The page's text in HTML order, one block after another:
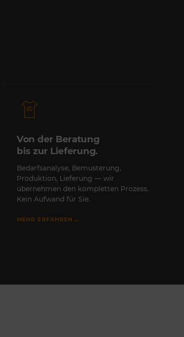
Von der Beratung
bis zur Lieferung.
Bedarfsanalyse, Bemusterung,
Produktion, Lieferung — wir
übernehmen den kompletten Prozess.
Kein Aufwand für Sie.
MEHR ERFAHREN →